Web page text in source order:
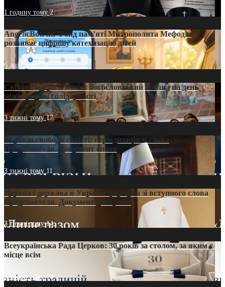
1 годину тому2
AngelicBot: як Фонд пам’яті Митрополита Мефодія
розвиває цифрову катехизацію дітей
6 днів тому10
Світові лідери в Києві: богословський погляд на день
міжнародної солідарності
3 тижні тому17
35 років свободи совісті: періодизація зі слова
Предстоятеля. Документ епохи
3 тижні тому 11
Церква і держава в Україні: формула зі вступного слова
Предстоятеля. Документ доктрини
3 тижні тому14
Всеукраїнська Рада Церков: 30 років за столом, за яким є
місце всім
3 тижні тому13